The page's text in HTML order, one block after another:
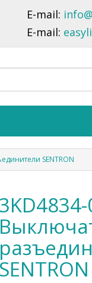
E-mail:
E-mail:
SENTRON
SENTRON